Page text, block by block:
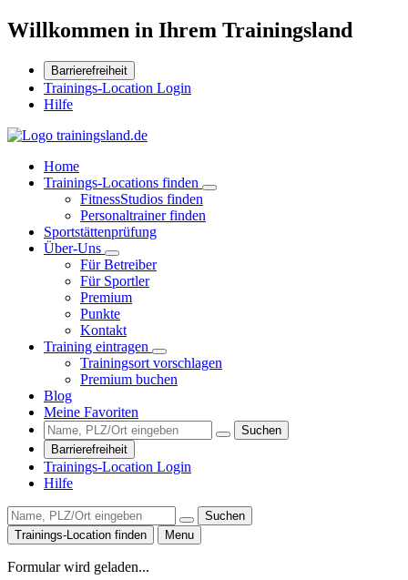
Willkommen in Ihrem Trainingsland
Barrierefreiheit
Trainings-Location Login
Hilfe
Home
Trainings-Locations finden
FitnessStudios finden
Personaltrainer finden
Sportstättenprüfung
Über-Uns
Für Betreiber
Für Sportler
Premium
Punkte
Kontakt
Training eintragen
Trainingsort vorschlagen
Premium buchen
Blog
Meine Favoriten
Suchen
Barrierefreiheit
Trainings-Location Login
Hilfe
Suchen
Trainings-Location finden
Menu
Formular wird geladen...